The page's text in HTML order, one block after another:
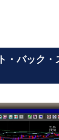
・バック・